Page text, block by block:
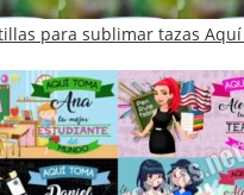
para sublimar tazas Aquí